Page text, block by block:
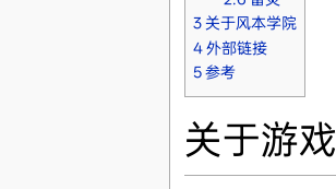
3 关于风本学院
4 外部链接
5 参考
关于游戏